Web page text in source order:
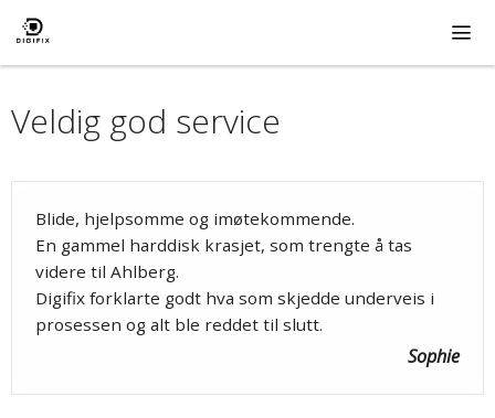
Hopp
til
innhold
Veldig god service
Blide, hjelpsomme og imøtekommende.
En gammel harddisk krasjet, som trengte å tas
videre til Ahlberg.
Digifix forklarte godt hva som skjedde underveis i
prosessen og alt ble reddet til slutt.
Sophie